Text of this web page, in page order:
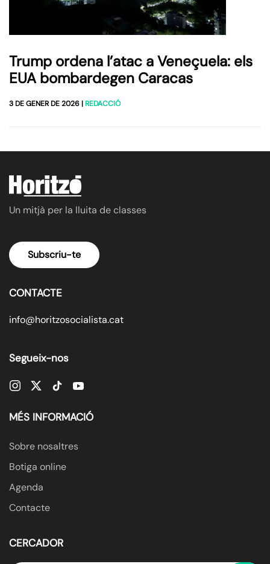
Trump ordena l’atac a Veneçuela: els
EUA bombardegen Caracas
3 DE GENER DE 2026 |REDACCIÓ
Un mitjà per la lluita de classes
Subscriu-te
CONTACTE
info@horitzosocialista.cat
Segueix-nos
MÉS INFORMACIÓ
Sobre nosaltres
Botiga online
Agenda
Contacte
CERCADOR